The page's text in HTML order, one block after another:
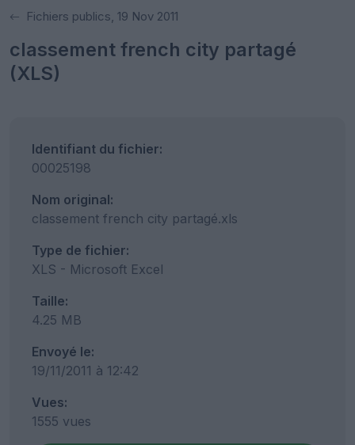
Fichiers publics, 19 Nov 2011
classement french city partagé
(XLS)
Identifiant du fichier:
00025198
Nom original:
classement french city partagé.xls
Type de fichier:
XLS - Microsoft Excel
Taille:
4.25 MB
Envoyé le:
19/11/2011 à 12:42
Vues:
1555 vues